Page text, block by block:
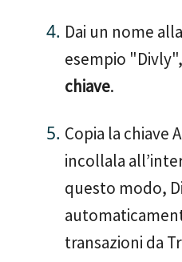
Dai un nome
esempio
chiave.
Copia la chiave
incollala
questo modo,
transazioni da